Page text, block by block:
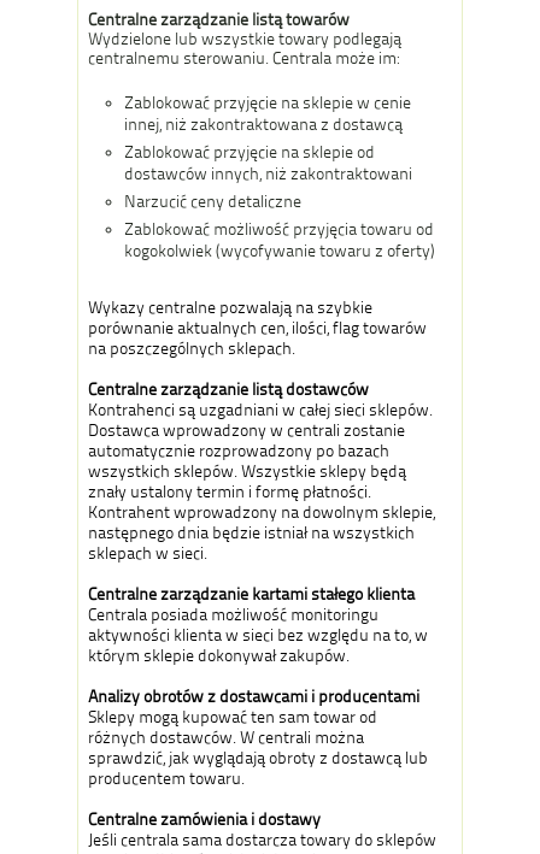
Centralne zarządzanie listą towarów
Wydzielone lub wszystkie towary podlegają
centralnemu sterowaniu. Centrala może im:
Zablokować przyjęcie na sklepie w cenie
innej, niż zakontraktowana z dostawcą
Zablokować przyjęcie na sklepie od
dostawców innych, niż zakontraktowani
Narzucić ceny detaliczne
Zablokować możliwość przyjęcia towaru od
kogokolwiek (wycofywanie towaru z oferty)
Wykazy centralne pozwalają na szybkie
porównanie aktualnych cen, ilości, flag towarów
na poszczególnych sklepach.
Centralne zarządzanie listą dostawców
Kontrahenci są uzgadniani w całej sieci sklepów.
Dostawca wprowadzony w centrali zostanie
automatycznie rozprowadzony po bazach
wszystkich sklepów. Wszystkie sklepy będą
znały ustalony termin i formę płatności.
Kontrahent wprowadzony na dowolnym sklepie,
następnego dnia będzie istniał na wszystkich
sklepach w sieci.
Centralne zarządzanie kartami stałego klienta
Centrala posiada możliwość monitoringu
aktywności klienta w sieci bez względu na to, w
którym sklepie dokonywał zakupów.
Analizy obrotów z dostawcami i producentami
Sklepy mogą kupować ten sam towar od
różnych dostawców. W centrali można
sprawdzić, jak wyglądają obroty z dostawcą lub
producentem towaru.
Centralne zamówienia i dostawy
Jeśli centrala sama dostarcza towary do sklepów